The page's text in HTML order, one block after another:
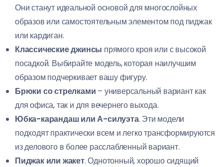
Они станут идеальной основой для многослойных
образов или самостоятельным элементом под пиджак
или кардиган.
Классические джинсы прямого кроя или с высокой
посадкой. Выбирайте модель, которая наилучшим
образом подчеркивает вашу фигуру.
Брюки со стрелками – универсальный вариант как
для офиса, так и для вечернего выхода.
Юбка-карандаш или А-силуэта. Эти модели
подходят практически всем и легко трансформируются
из делового в более расслабленный вариант.
Пиджак или жакет. Однотонный, хорошо сидящий